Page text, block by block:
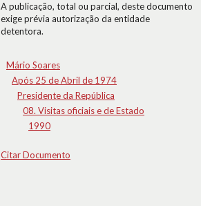
A publicação, total ou parcial, deste documento
exige prévia autorização da entidade
detentora.
Mário Soares
Após 25 de Abril de 1974
Presidente da República
08. Visitas oficiais e de Estado
1990
Citar Documento